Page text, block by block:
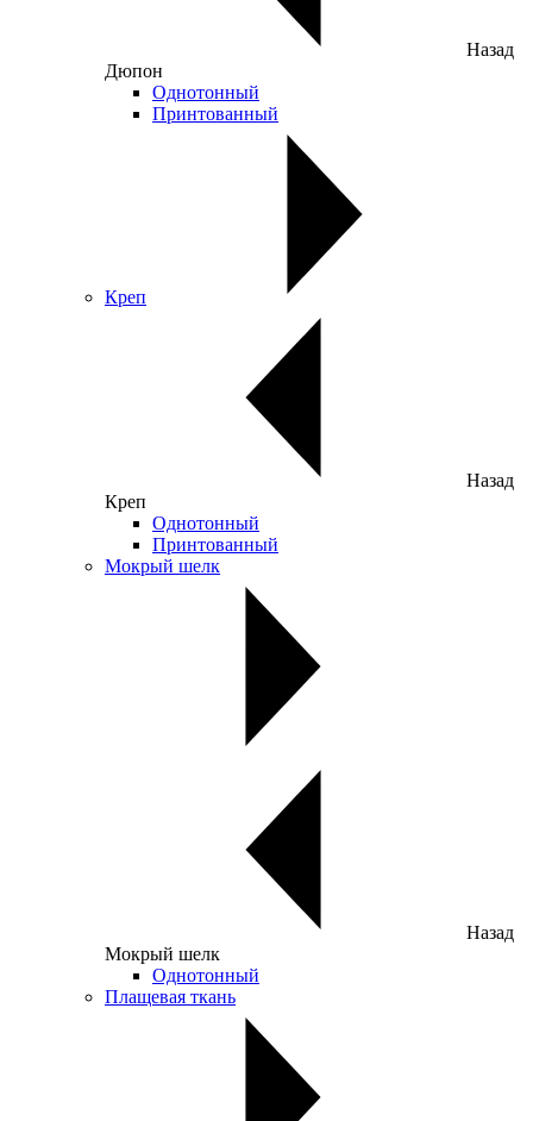
Назад
Дюпон
Однотонный
Принтованный
Креп
Назад
Креп
Однотонный
Принтованный
Мокрый шелк
Назад
Мокрый шелк
Однотонный
Плащевая ткань